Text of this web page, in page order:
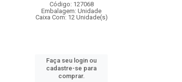
Código: 127068
Embalagem: Unidade
Caixa Com: 12 Unidade(s)
Faça seu login ou
cadastre-se para
comprar.